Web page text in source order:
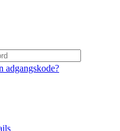
adgangskode?